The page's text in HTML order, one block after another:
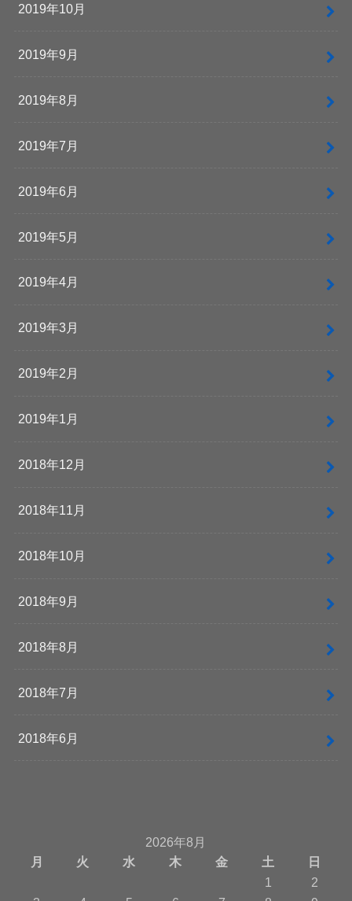
2019年10月
2019年9月
2019年8月
2019年7月
2019年6月
2019年5月
2019年4月
2019年3月
2019年2月
2019年1月
2018年12月
2018年11月
2018年10月
2018年9月
2018年8月
2018年7月
2018年6月
2026年8月
月
火 水 木 金 土
日
1
2